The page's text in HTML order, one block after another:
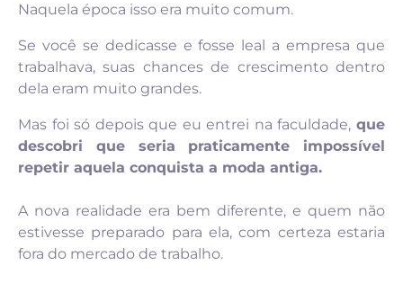
Naquela época isso era muito comum.
Se você se dedicasse e fosse leal a empresa que
trabalhava, suas chances de crescimento dentro
dela eram muito grandes.
Mas foi só depois que eu entrei na faculdade, que
descobri que seria praticamente impossível
repetir aquela conquista a moda antiga.
A nova realidade era bem diferente, e quem não
estivesse preparado para ela, com certeza estaria
fora do mercado de trabalho.